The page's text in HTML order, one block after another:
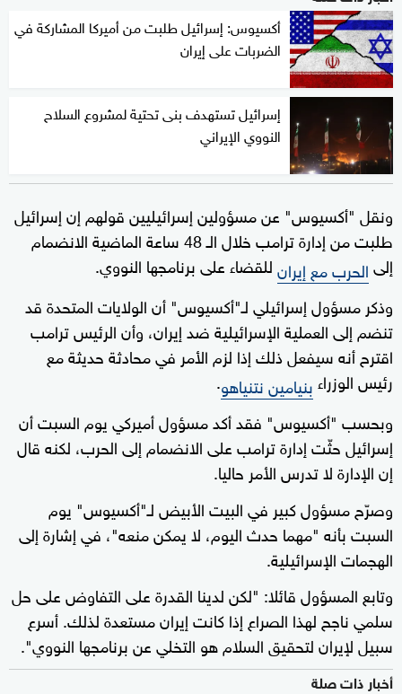
أكسيوس: إسرائيل طلبت من أميركا المشاركة في
الضربات على إيران
إسرائيل تستهدف بنى تحتية لمشروع السلاح
النووي الإيراني
ونقل "أكسيوس" عن مسؤولين إسرائيليين قولهم إن إسرائيل
طلبت من إدارة ترامب خلال الـ 48 ساعة الماضية الانضمام
إلىالحرب مع إيرانللقضاء على برنامجها النووي.
وذكر مسؤول إسرائيلي لـ"أكسيوس" أن الولايات المتحدة قد
تنضم إلى العملية الإسرائيلية ضد إيران، وأن الرئيس ترامب
اقترح أنه سيفعل ذلك إذا لزم الأمر في محادثة حديثة مع
رئيس الوزراء بنيامين نتنياهو.
وبحسب "أكسيوس" فقد أكد مسؤول أميركي يوم السبت أن
إسرائيل حثّت إدارة ترامب على الانضمام إلى الحرب، لكنه قال
إن الإدارة لا تدرس الأمر حاليا.
وصرّح مسؤول كبير في البيت الأبيض لـ"أكسيوس" يوم
السبت بأنه "مهما حدث اليوم، لا يمكن منعه"، في إشارة إلى
الهجمات الإسرائيلية.
وتابع المسؤول قائلا: "لكن لدينا القدرة على التفاوض على حل
سلمي ناجح لهذا الصراع إذا كانت إيران مستعدة لذلك. أسرع
سبيل لإيران لتحقيق السلام هو التخلي عن برنامجها النووي".
أخبار ذات صلة